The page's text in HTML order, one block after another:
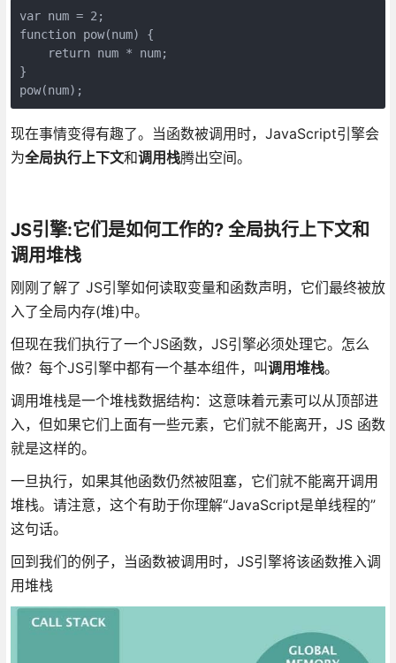
var num = 2;
function pow(num) {
    return num * num;
}
现在事情变得有趣了。当函数被调用时，JavaScript引擎会
为全局执行上下文和调用栈腾出空间。
JS引擎:它们是如何工作的? 全局执行上下文和
调用堆栈
刚刚了解了 JS引擎如何读取变量和函数声明，它们最终被放
入了全局内存(堆)中。
但现在我们执行了一个JS函数，JS引擎必须处理它。怎么
做？每个JS引擎中都有一个基本组件，叫调用堆栈。
调用堆栈是一个堆栈数据结构：这意味着元素可以从顶部进
入，但如果它们上面有一些元素，它们就不能离开，JS 函数
就是这样的。
一旦执行，如果其他函数仍然被阻塞，它们就不能离开调用
堆栈。请注意，这个有助于你理解“JavaScript是单线程的”
这句话。
回到我们的例子，当函数被调用时，JS引擎将该函数推入调
用堆栈